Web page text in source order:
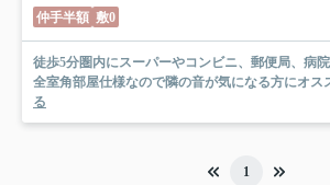
仲手半額 敷0
徒歩5分圏内にスーパーやコンビニ、郵便局、病
全室角部屋仕様なので隣の音が気になる方にオ
る
1